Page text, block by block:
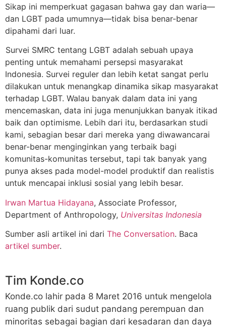
Sikap ini memperkuat gagasan bahwa gay dan waria—
dan LGBT pada umumnya—tidak bisa benar-benar
dipahami dari luar.
Survei SMRC tentang LGBT adalah sebuah upaya
penting untuk memahami persepsi masyarakat
Indonesia. Survei reguler dan lebih ketat sangat perlu
dilakukan untuk menangkap dinamika sikap masyarakat
terhadap LGBT. Walau banyak dalam data ini yang
mencemaskan, data ini juga menunjukkan banyak itikad
baik dan optimisme. Lebih dari itu, berdasarkan studi
kami, sebagian besar dari mereka yang diwawancarai
benar-benar menginginkan yang terbaik bagi
komunitas-komunitas tersebut, tapi tak banyak yang
punya akses pada model-model produktif dan realistis
untuk mencapai inklusi sosial yang lebih besar.
Irwan Martua Hidayana, Associate Professor,
Department of Anthropology, Universitas Indonesia
Sumber asli artikel ini dari The Conversation. Baca
artikel sumber.
Tim Konde.co
Konde.co lahir pada 8 Maret 2016 untuk mengelola
ruang publik dari sudut pandang perempuan dan
minoritas sebagai bagian dari kesadaran dan daya